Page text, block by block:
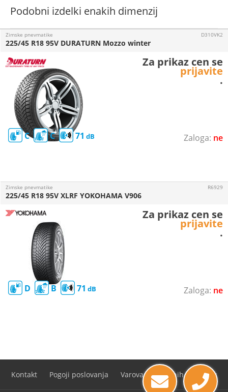
Podobni izdelki enakih dimenzij
ne
Zimske pnevmatike
C C 71
225/45 R18 95V DURATURN Mozzo winter
D310VK2
Za prikaz cen se
prijavite
.
ne
Zimske pnevmatike
D B 71
225/45 R18 95V XLRF YOKOHAMA V906
R6929
Za prikaz cen se
prijavite
.
Kontakt Pogoji poslovanja Varovanje osebnih podatkov